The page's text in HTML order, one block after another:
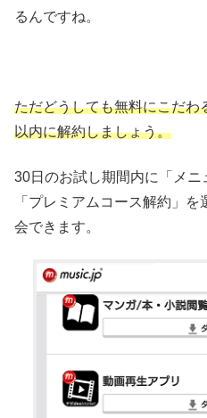
るんですね。
ただどうしても無料にこだわ
以内に解約しましょう。
30日のお試し期間内に「メニ
「プレミアムコース解約」
会できます。